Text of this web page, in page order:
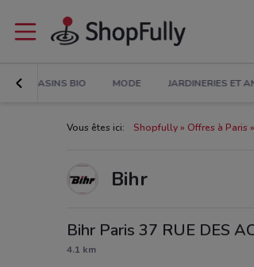
MAGASINS BIO MODE JARDINERIES ET
Vous êtes ici: Shopfully Offres à Paris
Bihr
Bihr Paris 37 RUE DES
4.1 km